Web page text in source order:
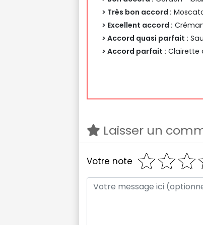
> Très bon accord :
> Excellent accord :
> Accord quasi parfait :
> Accord parfait : Clairette
Laisser un
Votre note